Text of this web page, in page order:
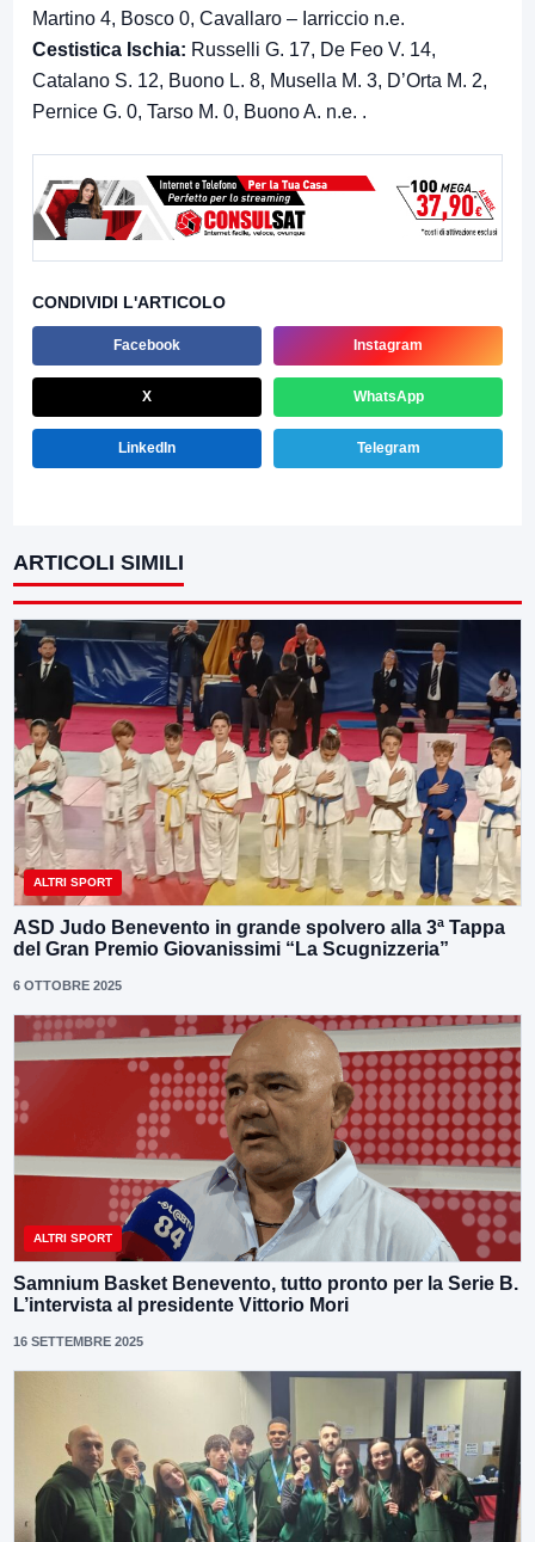
Martino 4, Bosco 0, Cavallaro – Iarriccio n.e.
Cestistica Ischia: Russelli G. 17, De Feo V. 14,
Catalano S. 12, Buono L. 8, Musella M. 3, D’Orta M. 2,
Pernice G. 0, Tarso M. 0, Buono A. n.e. .
CONDIVIDI L'ARTICOLO
Facebook Instagram
X WhatsApp
LinkedIn Telegram
ARTICOLI SIMILI
ALTRI SPORT
ASD Judo Benevento in grande spolvero alla 3ª Tappa
del Gran Premio Giovanissimi “La Scugnizzeria”
6 OTTOBRE 2025
ALTRI SPORT
Samnium Basket Benevento, tutto pronto per la Serie B.
L’intervista al presidente Vittorio Mori
16 SETTEMBRE 2025